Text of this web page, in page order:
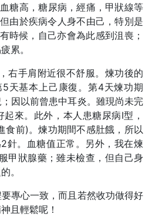
糖高，糖尿病，經痛，甲狀線等
由於疾病令人身不由己，特別是
時候，自己亦會為此感到沮喪；
累。
右手肩附近很不舒服。煉功後的
天基本上己康復。第4天煉功期
因以前曾患中耳炎。雖現尚未完
來。此外，本人患糖尿病I型，
食前)。煉功期間不感肚餓，所以
針。血糖值正常。另外，我在煉
甲狀腺藥；雖未檢查，但自己身
。
專心一致，而且若然收功做得好
且輕鬆呢！